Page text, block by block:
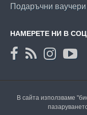
Подаръчни ваучери
НАМЕРЕТЕ НИ В
В сайта използваме